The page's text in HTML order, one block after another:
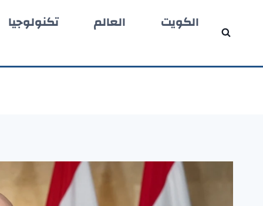
المحتوى
الكويت العالم تكنولوجيا